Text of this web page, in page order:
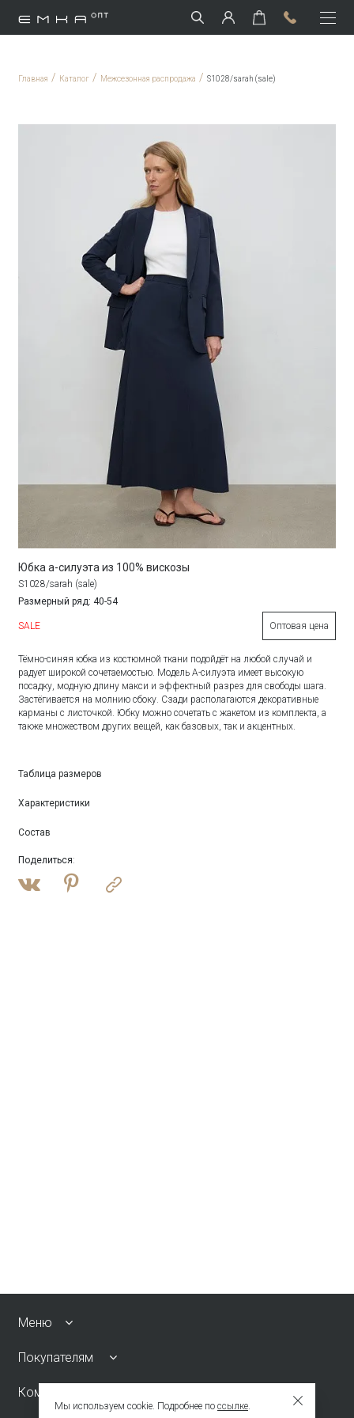
Главная / Каталог / Межсезонная распродажа / S1028/sarah (sale)
Юбка а-силуэта из 100% вискозы
S1028/sarah (sale)
Размерный ряд: 40-54
SALE Оптовая цена
Тёмно-синяя юбка из костюмной ткани подойдёт на любой случай и
радует широкой сочетаемостью. Модель А-силуэта имеет высокую
посадку, модную длину макси и эффектный разрез для свободы шага.
Застёгивается на молнию сбоку. Сзади располагаются декоративные
карманы с листочкой. Юбку можно сочетать с жакетом из комплекта, а
также множеством других вещей, как базовых, так и акцентных.
Таблица размеров
Характеристики
Состав
Поделиться:
Меню
Покупателям
Компания
Мы используем cookie. Подробнее по ссылке